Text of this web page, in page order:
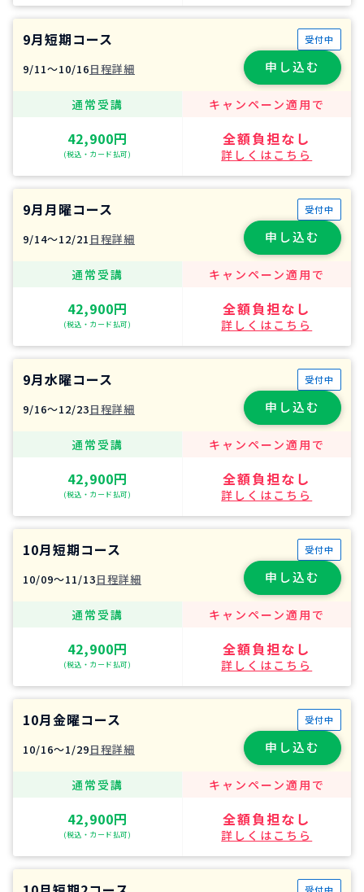
9月短期コース
9/11〜10/16日程詳細
受付中
申し込む
通常受講
42,900円
(税込・カード払可)
キャンペーン適用で
全額負担なし
詳しくはこちら
9月月曜コース
9/14〜12/21 日程詳細
受付中
申し込む
通常受講
42,900円
(税込・カード払可)
キャンペーン適用で
全額負担なし
詳しくはこちら
9月水曜コース
9/16〜12/23日程詳細
受付中
申し込む
通常受講
42,900円
(税込・カード払可)
キャンペーン適用で
全額負担なし
詳しくはこちら
10月短期コース
10/09〜11/13日程詳細
受付中
申し込む
通常受講
42,900円
(税込・カード払可)
キャンペーン適用で
全額負担なし
詳しくはこちら
10月金曜コース
10/16〜1/29日程詳細
受付中
申し込む
通常受講
42,900円
(税込・カード払可)
キャンペーン適用で
全額負担なし
詳しくはこちら
受付中